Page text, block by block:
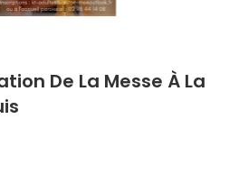
De La Messe À La